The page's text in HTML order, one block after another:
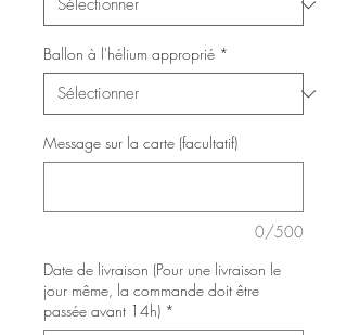
Ballon à l'hélium approprié *
Message sur la carte (facultatif)
0/500
Date de livraison (Pour une livraison le
jour même, la commande doit être
passée avant 14h) *